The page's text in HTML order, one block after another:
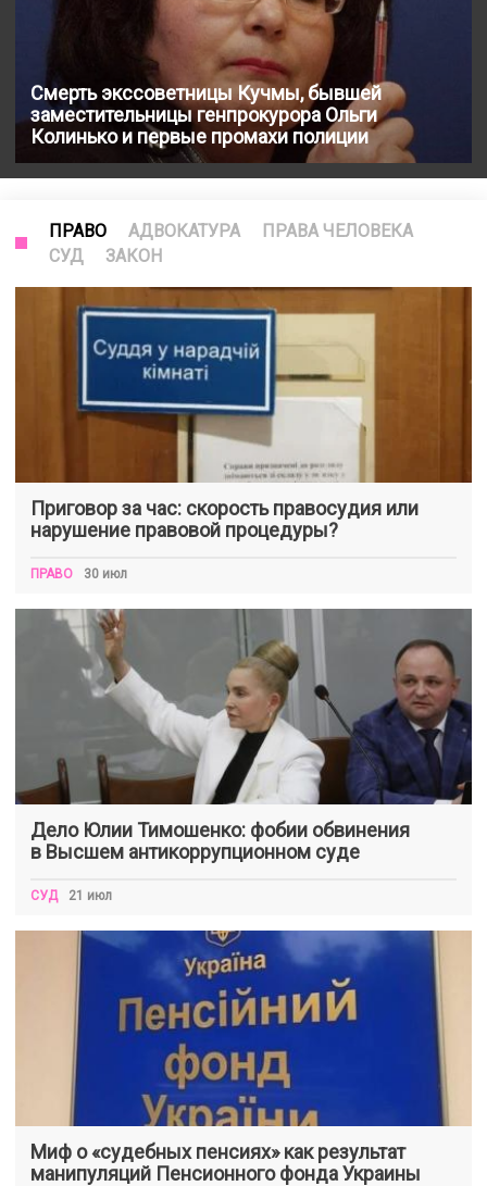
Смерть экссоветницы Кучмы, бывшей
заместительницы генпрокурора Ольги
Колинько и первые промахи полиции
ПРАВО АДВОКАТУРА
ПРАВА ЧЕЛОВЕКА
СУД
ЗАКОН
Приговор за час: скорость правосудия или
нарушение правовой процедуры?
ПРАВО 30 июл
Дело Юлии Тимошенко: фобии обвинения
в Высшем антикоррупционном суде
СУД 21 июл
Миф о «судебных пенсиях» как результат
манипуляций Пенсионного фонда Украины